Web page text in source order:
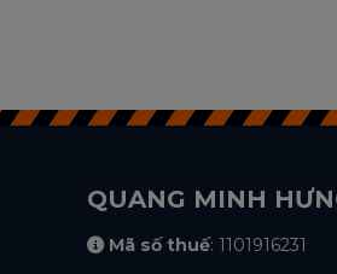
QUANG MINH
Mã số thuế: 1101916231